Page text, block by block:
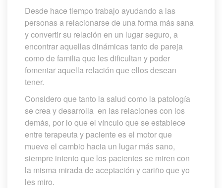
Desde hace tiempo trabajo ayudando a las
personas a relacionarse de una forma más sana
y convertir su relación en un lugar seguro, a
encontrar aquellas dinámicas tanto de pareja
como de familia que les dificultan y poder
fomentar aquella relación que ellos desean
tener.
Considero que tanto la salud como la patología
e crea y desarrolla en las relaciones con los
demás, por lo que el vínculo que se establece
entre terapeuta y paciente es el motor que
mueve el cambio hacia un lugar más sano,
iempre intento que los pacientes se miren con
la misma mirada de aceptación y cariño que yo
les miro.